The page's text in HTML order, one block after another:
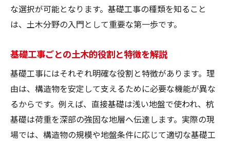
な選択が可能となります。基礎工事の種類を知ること
は、土木分野の入門として重要な第一歩です。
基礎工事ごとの土木的役割と特徴を解説
基礎工事にはそれぞれ明確な役割と特徴があります。理
由は、構造物を安定して支えるために必要な機能が異な
るからです。例えば、直接基礎は浅い地盤で使われ、杭
基礎は荷重を深部の強固な地層へ伝達します。実際の現
場では、構造物の規模や地盤条件に応じて適切な基礎工